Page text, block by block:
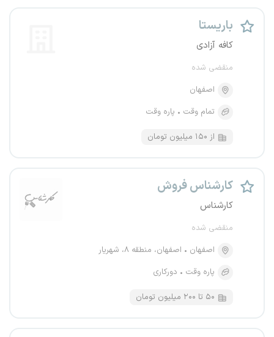
باریستا
کافه آزادی
منقضی شده
اصفهان
تمام وقت
پاره وقت
از ۱۵۰ میلیون تومان
کارشناس فروش
کارشناس
منقضی شده
اصفهان
اصفهان، منطقه ۸، شهریار
پاره وقت
دورکاری
۵۰ تا ۲۰۰ میلیون تومان